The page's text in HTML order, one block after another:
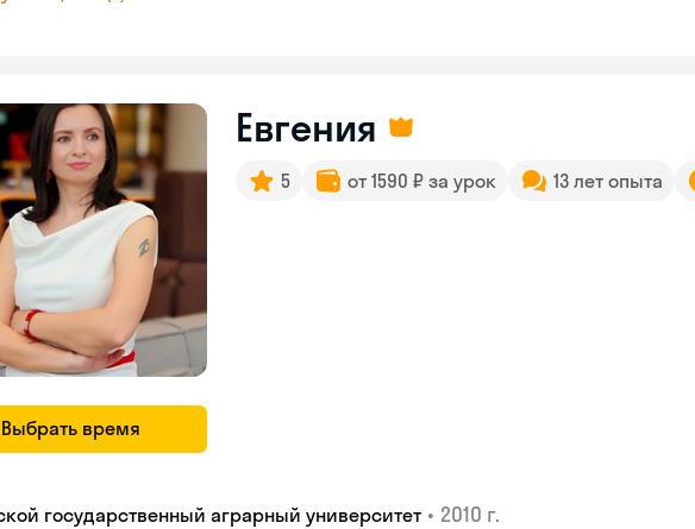
Выбрать время
Евгения
5 от 1590 ₽ за урок 13 лет опыта
государственный аграрный университет • 2010 г.